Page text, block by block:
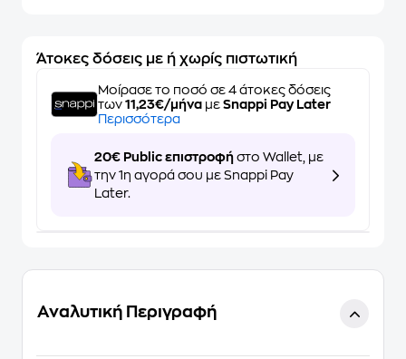
Άτοκες δόσεις με ή χωρίς πιστωτική
Μοίρασε το ποσό σε 4 άτοκες δόσεις
των 11,23€/μήνα με Snappi Pay Later
Περισσότερα
20€ Public επιστροφή στο Wallet, με
την 1η αγορά σου με Snappi Pay
Later.
Αναλυτική Περιγραφή